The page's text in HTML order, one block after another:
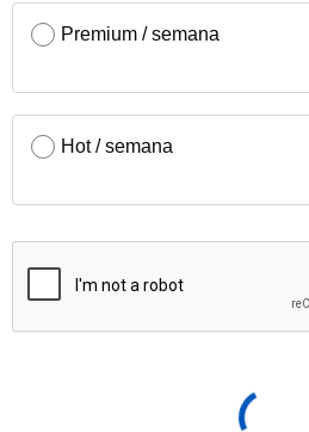
Premium / semana
Hot / semana